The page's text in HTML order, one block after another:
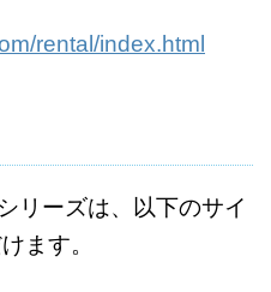
rental/index.html
リーズは、以下のサイ
ます。